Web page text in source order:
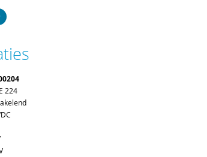
voeding, hoogte 6U, breedte 12HP, diepte
bord diepte), connector H15M.
Transport:
bedraagt ca. 2 á 3 weken. Bij het afronden van uw
u de gewenste leverdatum aangeven;
van een voeding gelden de standaard order-
224